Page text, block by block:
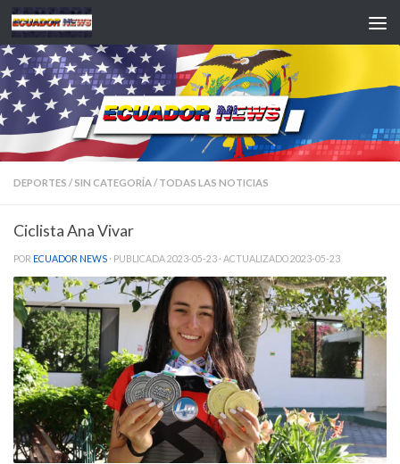
Saltar al contenido
DEPORTES / SIN CATEGORÍA/ TODAS LAS NOTICIAS
Ciclista Ana Vivar
POR ECUADOR NEWS · PUBLICADA2023-05-23 · ACTUALIZADO2023-05-23